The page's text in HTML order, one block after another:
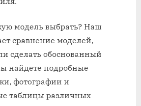
модель выбрать? Наш
сравнение моделей,
сделать обоснованный
найдете подробные
фотографии и
таблицы различных